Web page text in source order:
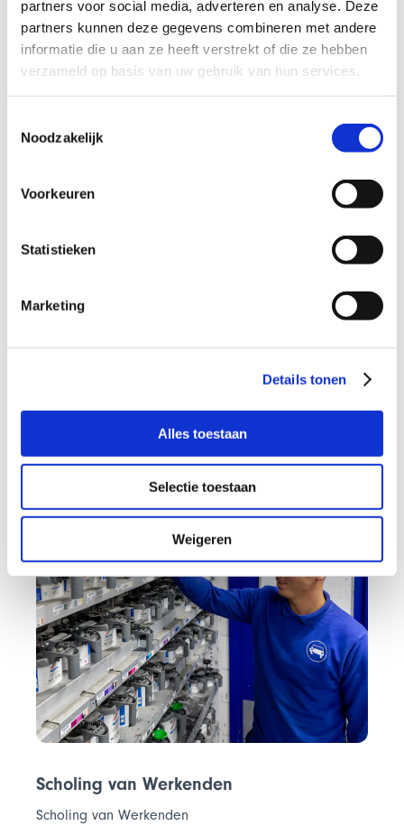
partners voor social media, adverteren en analyse. Deze
partners kunnen deze gegevens combineren met andere
informatie die u aan ze heeft verstrekt of die ze hebben
verzameld op basis van uw gebruik van hun services.
Noodzakelijk
Voorkeuren
Statistieken
Marketing
Details tonen
Alles toestaan
Selectie toestaan
Weigeren
Zij-instroom
EVC
Scholing van Werkenden
Scholing van Werkenden